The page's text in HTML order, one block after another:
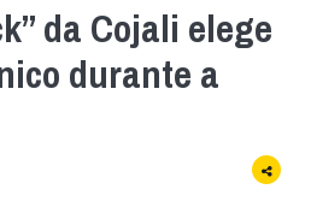
da Cojali elege
durante a